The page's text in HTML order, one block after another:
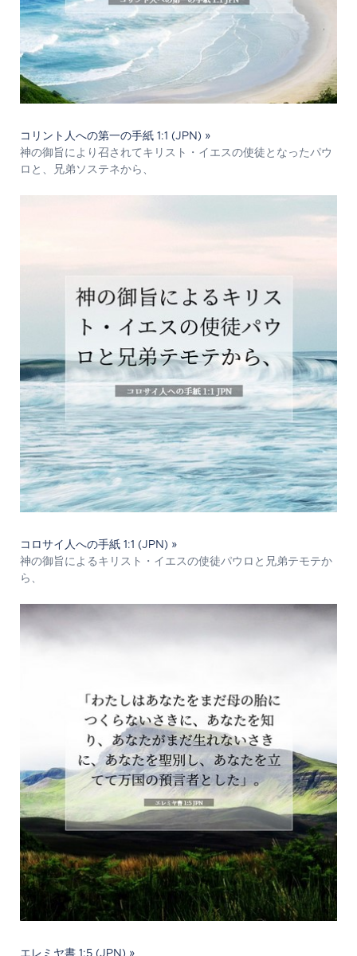
コリント人への第一の手紙 1:1 (JPN) »
神の御旨により召されてキリスト・イエスの使徒となったパウ
ロと、兄弟ソステネから、
コロサイ人への手紙 1:1 (JPN) »
神の御旨によるキリスト・イエスの使徒パウロと兄弟テモテか
ら、
エレミヤ書 1:5 (JPN) »